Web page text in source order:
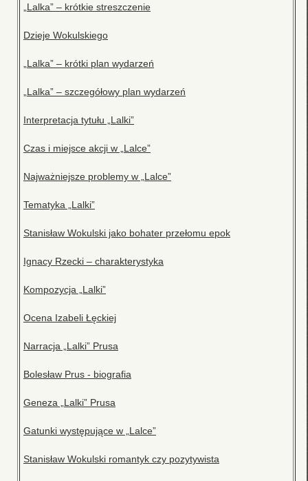
„Lalka” – krótkie streszczenie
Dzieje Wokulskiego
„Lalka” – krótki plan wydarzeń
„Lalka” – szczegółowy plan wydarzeń
Interpretacja tytułu „Lalki”
Czas i miejsce akcji w „Lalce”
Najważniejsze problemy w „Lalce”
Tematyka „Lalki”
Stanisław Wokulski jako bohater przełomu epok
Ignacy Rzecki – charakterystyka
Kompozycja „Lalki”
Ocena Izabeli Łęckiej
Narracja „Lalki” Prusa
Bolesław Prus - biografia
Geneza „Lalki” Prusa
Gatunki występujące w „Lalce”
Stanisław Wokulski romantyk czy pozytywista